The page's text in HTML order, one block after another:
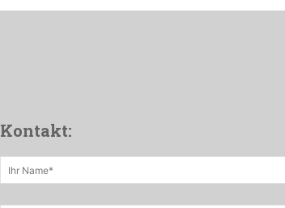
Kontakt: